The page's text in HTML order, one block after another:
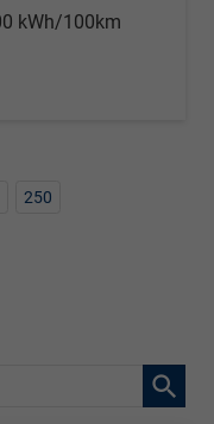
kWh/100km
250